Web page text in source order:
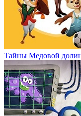
Тайны Медовой